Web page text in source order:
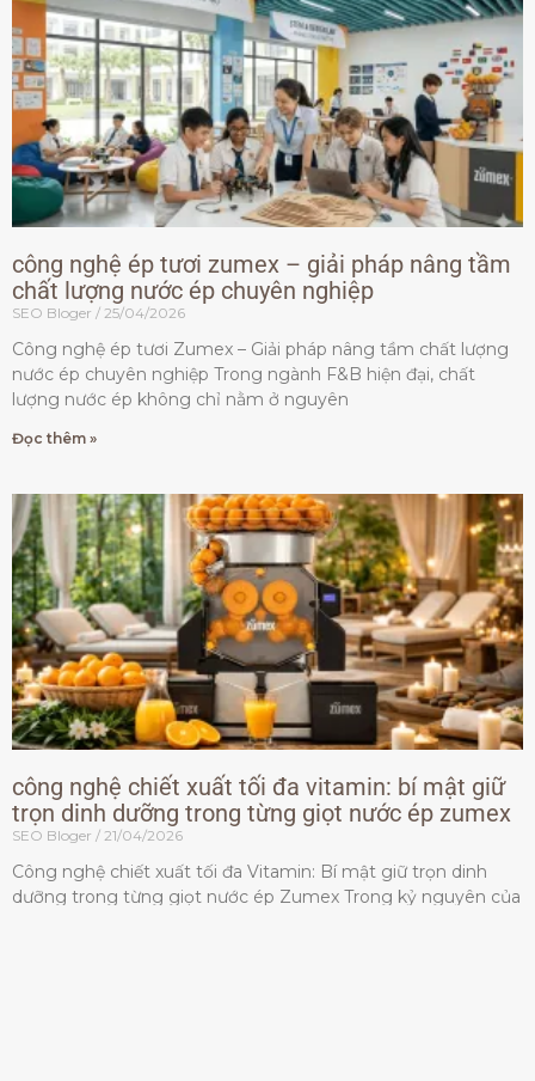
công nghệ ép tươi zumex – giải pháp nâng tầm
chất lượng nước ép chuyên nghiệp
SEO Bloger 25/04/2026
Công nghệ ép tươi Zumex – Giải pháp nâng tầm chất lượng
nước ép chuyên nghiệp Trong ngành F&B hiện đại, chất
lượng nước ép không chỉ nằm ở nguyên
Đọc thêm »
công nghệ chiết xuất tối đa vitamin: bí mật giữ
trọn dinh dưỡng trong từng giọt nước ép zumex
SEO Bloger 21/04/2026
Công nghệ chiết xuất tối đa Vitamin: Bí mật giữ trọn dinh
dưỡng trong từng giọt nước ép Zumex Trong kỷ nguyên của